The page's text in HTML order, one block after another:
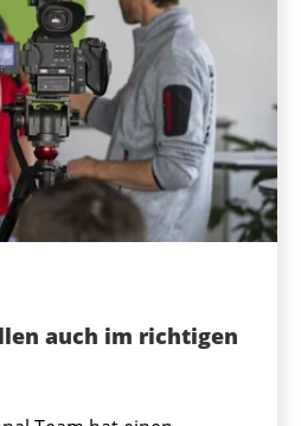
auch im richtigen